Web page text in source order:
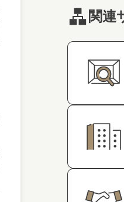
関連